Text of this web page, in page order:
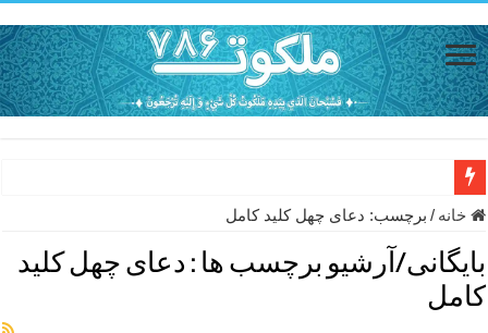
دعای حفظ جان خانواده از بلا در سفر – دعای دفع بلا در قرآن
دعای مجرب برای رفع گرفتاری – ذکر قوی برای جلوگیری از اندوه و
دعا برای عاشق شدن طرف مقابل – عاشق کردن طرف مقابل از راه
دعای حفظ جان عزیزان از بلا در سفر – دعا برای رفع حوادث بد روزانه
خانه / برچسب: دعای چهل کلید کامل
بایگانی/آرشیو برچسب ها : دعای چهل کلید
کامل